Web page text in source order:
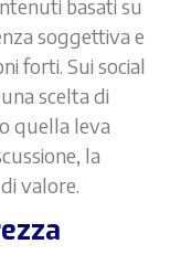
basati su
soggettiva e
forti. Sui social
scelta di
quella leva
la
valore.